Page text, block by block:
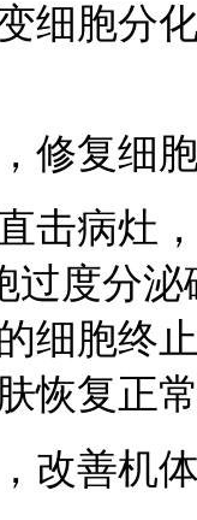
细胞分
复细胞
病灶，
过度分
细胞终
恢复正
善机